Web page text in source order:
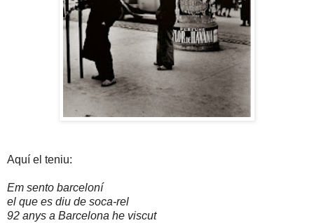
Aquí el teniu:
Em sento barceloní
el que es diu de soca-rel
92 anys a Barcelona he viscut